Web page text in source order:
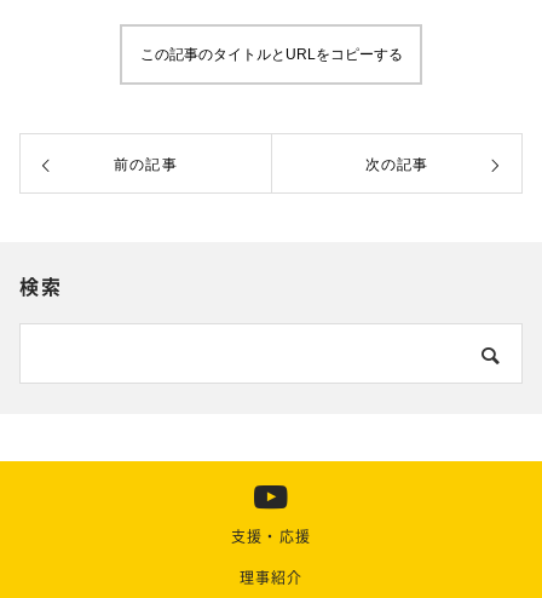
この記事のタイトルとURLをコピーする
前の記事 次の記事
検索
支援・応援
理事紹介